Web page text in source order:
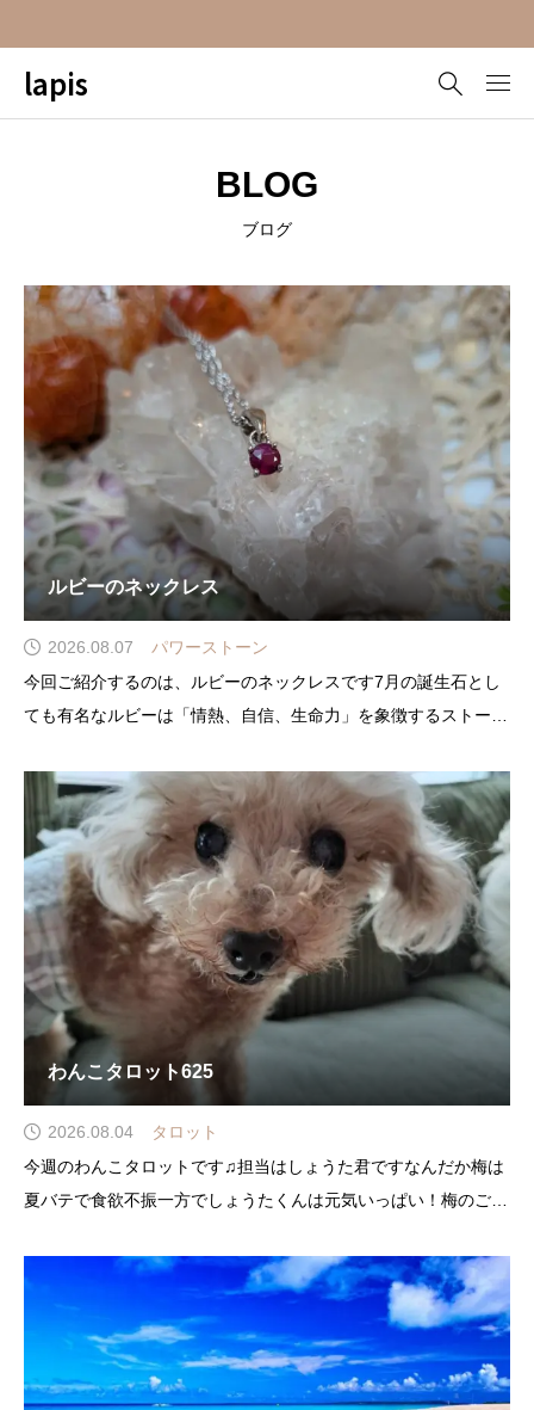
lapis
BLOG
ブログ
ルビーのネックレス
2026.08.07
パワーストーン
今回ご紹介するのは、ルビーのネックレスです7月の誕生石とし
ても有名なルビーは「情熱、自信、生命力」を象徴するストーン
した勝利を呼ぶ石といわれ、困難を打破して、勝利へと導くパワ
ーがあるとさ
わんこタロット625
2026.08.04
タロット
今週のわんこタロットです♫担当はしょうた君ですなんだか梅は
夏バテで食欲不振一方でしょうたくんは元気いっぱい！梅のご飯
ドのままに、選んでもらいます